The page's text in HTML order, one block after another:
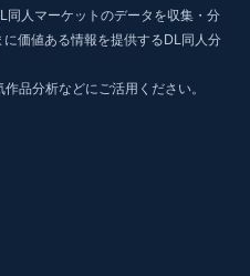
同人マーケットのデータを収集・分
価値ある情報を提供するDL同人分
品分析などにご活用ください。